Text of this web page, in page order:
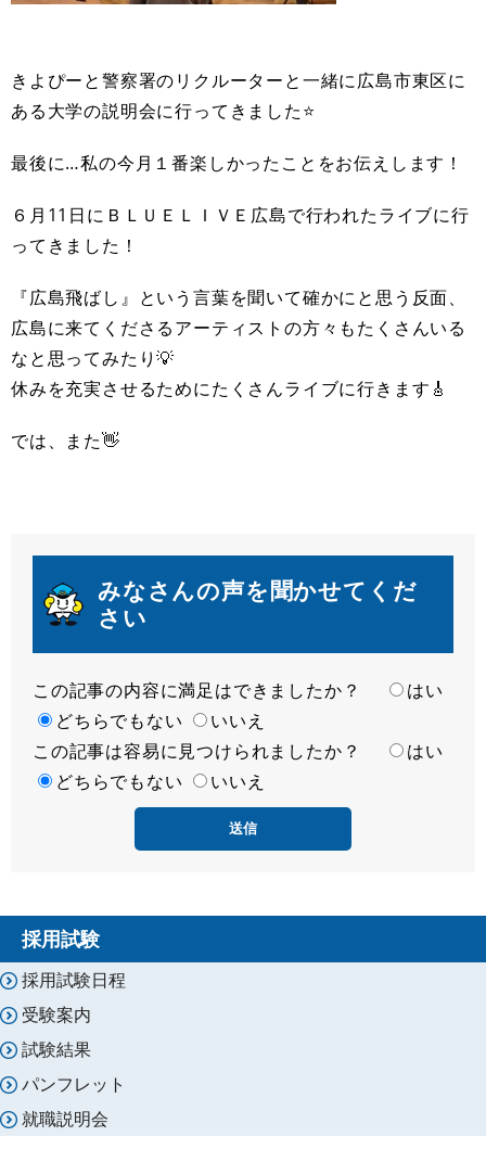
きよぴーと警察署のリクルーターと一緒に広島市東区に
ある大学の説明会に行ってきました⭐
最後に…私の今月１番楽しかったことをお伝えします！
６月11日にＢＬＵＥＬＩＶＥ広島で行われたライブに行
ってきました！
『広島飛ばし』という言葉を聞いて確かにと思う反面、
広島に来てくださるアーティストの方々もたくさんいる
なと思ってみたり💡
休みを充実させるためにたくさんライブに行きます🎸
では、また👋
みなさんの声を聞かせてくだ
さい
満
足
度
この記事の内容に満足はできましたか？
はい
どちらでもない
いいえ
容
易
この記事は容易に見つけられましたか？
はい
どちらでもない
いいえ
採用試験
採用試験日程
受験案内
試験結果
パンフレット
就職説明会